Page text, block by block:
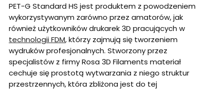
PET-G Standard HS jest produktem z powodzeniem
wykorzystywanym zarówno przez amatorów, jak
również użytkowników drukarek 3D pracujących w
technologii FDM, którzy zajmują się tworzeniem
wydruków profesjonalnych. Stworzony przez
specjalistów z firmy Rosa 3D Filaments materiał
cechuje się prostotą wytwarzania z niego struktur
przestrzennych, która zbliżona jest do tej